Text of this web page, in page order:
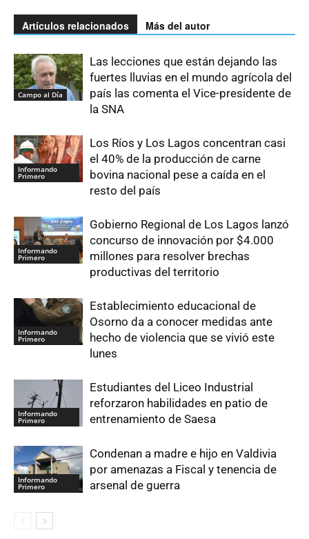
Artículos relacionados Más del autor
Campo al Día
Las lecciones que están dejando las
fuertes lluvias en el mundo agrícola del
país las comenta el Vice-presidente de
la SNA
Informando
Primero
Los Ríos y Los Lagos concentran casi
el 40% de la producción de carne
bovina nacional pese a caída en el
resto del país
Informando
Primero
Gobierno Regional de Los Lagos lanzó
concurso de innovación por $4.000
millones para resolver brechas
productivas del territorio
Informando
Primero
Establecimiento educacional de
Osorno da a conocer medidas ante
hecho de violencia que se vivió este
lunes
Informando
Primero
Estudiantes del Liceo Industrial
reforzaron habilidades en patio de
entrenamiento de Saesa
Informando
Primero
Condenan a madre e hijo en Valdivia
por amenazas a Fiscal y tenencia de
arsenal de guerra